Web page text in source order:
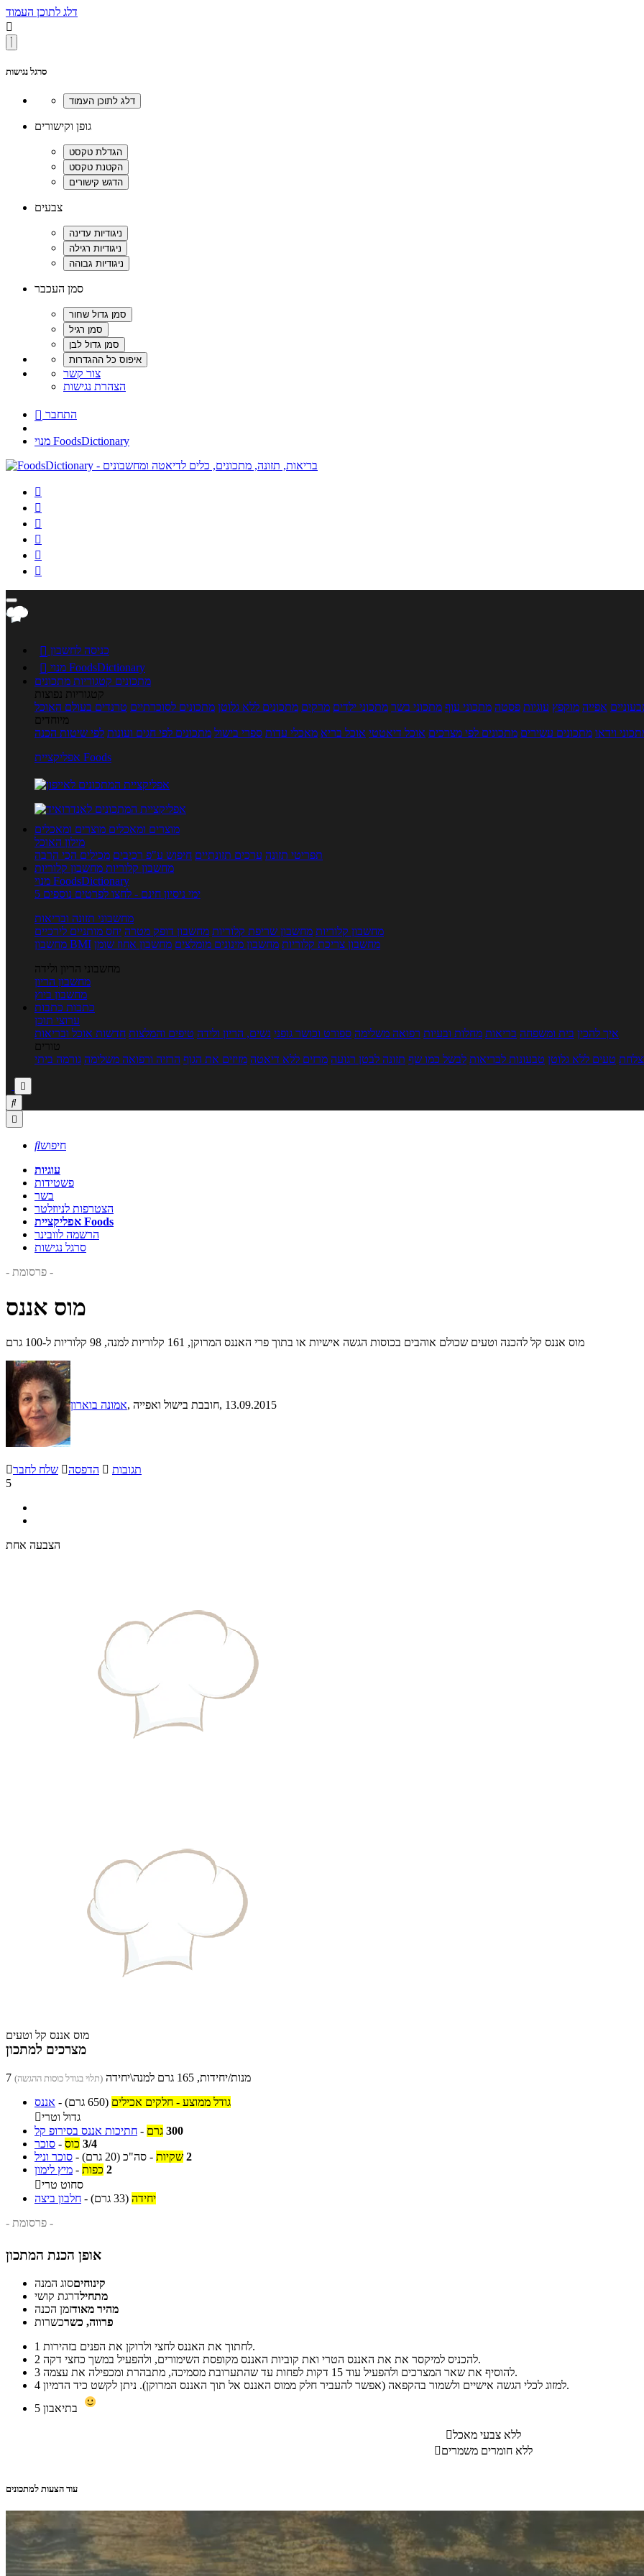
דלג לתוכן העמוד

סרגל נגישות
גופן וקישורים
צבעים
סמן העכבר
צור קשר
הצהרת נגישות
 התחבר
מנוי FoodsDictionary






 כניסה לחשבון

מנוי FoodsDictionary
מתכונים קטגוריות מתכונים
קטגוריות נפוצות
אפייה מוקפץ עוגיות פסטה מתכוני עוף מתכוני בשר מתכוני ילדים מרקים מתכונים ללא גלוטן מתכונים לסוכרתיים טרנדים בעולם האוכל
מיוחדים
וידאו מתכונים עשירים מתכונים לפי מצרכים אוכל דיאטטי אוכל בריא מאכלי עדות ספרי בישול מתכונים לפי חגים ועונות לפי שיטות הכנה
אפליקציית Foods
מוצרים ומאכלים מוצרים ומאכלים
מילון האוכל
תפריטי תזונה ערכים תזונתיים חיפוש ע"פ רכיבים מכילים הכי הרבה
מחשבון קלוריות מחשבון קלוריות
מנוי FoodsDictionary
5 ימי ניסיון חינם - לחצו לפרטים נוספים
מחשבוני תזונה ובריאות
מחשבון קלוריות מחשבון שריפת קלוריות מחשבון דופק מטרה יחס מותניים לירכיים
מחשבון BMI
מחשבון צריכת קלוריות מחשבון מינונים מומלצים מחשבון אחוז שומן
מחשבוני הריון ולידה
מחשבון הריון
מחשבון ביוץ
כתבות כתבות
ערוצי תוכן
איך להכין בית ומשפחה בריאות מחלות ובעיות רפואה משלימה ספורט וכושר גופני נשים, הריון ולידה טיפים והמלצות חדשות אוכל ובריאות
טורים
טעים ללא גלוטן טבעונות לבריאות לבשל כמו שף תזונה לבטן רגועה מרזים ללא דיאטה מזיזים את הגוף הרזיה ורפואה משלימה גורמה ביתי



חיפוש
עוגיות
פשטידות
בשר
הצטרפות לניוזלטר
אפליקציית Foods
הרשמה לוובינר
סרגל נגישות
- פרסומת -
מוס אננס
מוס אננס קל להכנה וטעים שכולם אוהבים בכוסות הגשה אישיות או בתוך פרי האננס המרוקן, 161 קלוריות למנה, 98 קלוריות ל-100 גרם
אמונה בוארון , חובבת בישול ואפייה, 13.09.2015
שלח לחבר הדפסה  תגובות
5
הצבעה אחת
מוס אננס קל וטעים
מצרכים למתכון
7 מנות/יחידות, 165 גרם למנה\יחידה (תלוי בגודל כוסות ההגשה)
אננס - גודל ממוצע - חלקים אכילים (650 גרם)
גדול וטרי
חתיכות אננס בסירופ קל - 300 גרם
סוכר - 3/4 כוס
סוכר וניל - 2 שקיות - סה"כ (20 גרם)
מיץ לימון - 2 כפות
סחוט טרי
חלבון ביצה - יחידה (33 גרם)
- פרסומת -
אופן הכנת המתכון
קינוחיםסוג המנה
מתחילדרגת קושי
מהיר מאודזמן הכנה
פרווה, כשרכשרות
1
לחתוך את האננס לחצי ולרוקן את הפנים בזהירות.
2
להכניס למיקסר את את האננס הטרי ואת קוביות האננס מקופסת השימורים, ולהפעיל במשך כחצי דקה.
3
להוסיף את שאר המצרכים ולהפעיל עוד 15 דקות לפחות עד שהתערובת מסמיכה, מתבהרת ומכפילה את עצמה.
4
למזוג לכלי הגשה אישיים ולשמור בהקפאה (אפשר להעביר חלק ממוס האננס אל תוך האננס המרוקן). ניתן לקשט כיד הדמיון.
5
ללא צבעי מאכל
ללא חומרים משמרים
עוד הצעות למתכונים